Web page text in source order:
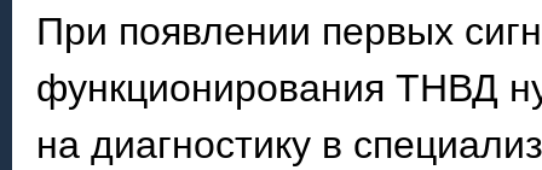
При появлении первых
функционирования ТНВД
на диагностику в